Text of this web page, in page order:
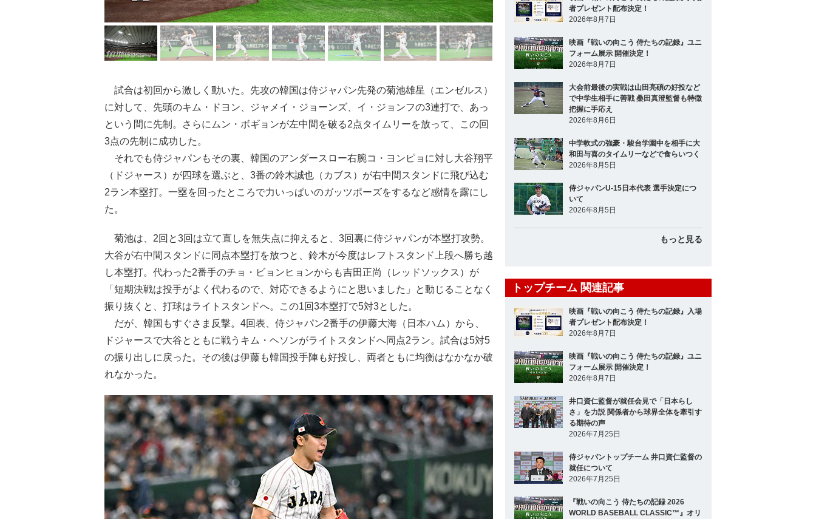
試合は初回から激しく動いた。先攻の韓国は侍ジャパン先発の菊池雄星（エンゼルス）
に対して、先頭のキム・ドヨン、ジャメイ・ジョーンズ、イ・ジョンフの3連打で、あっ
という間に先制。さらにムン・ボギョンが左中間を破る2点タイムリーを放って、この回
3点の先制に成功した。
それでも侍ジャパンもその裏、韓国のアンダースロー右腕コ・ヨンピョに対し大谷翔平
（ドジャース）が四球を選ぶと、3番の鈴木誠也（カブス）が右中間スタンドに飛び込む
2ラン本塁打。一塁を回ったところで力いっぱいのガッツポーズをするなど感情を露にし
た。
菊池は、2回と3回は立て直しを無失点に抑えると、3回裏に侍ジャパンが本塁打攻勢。
大谷が右中間スタンドに同点本塁打を放つと、鈴木が今度はレフトスタンド上段へ勝ち越
し本塁打。代わった2番手のチョ・ビョンヒョンからも吉田正尚（レッドソックス）が
「短期決戦は投手がよく代わるので、対応できるようにと思いました」と動じることなく
振り抜くと、打球はライトスタンドへ。この1回3本塁打で5対3とした。
だが、韓国もすぐさま反撃。4回表、侍ジャパン2番手の伊藤大海（日本ハム）から、
ドジャースで大谷とともに戦うキム・ヘソンがライトスタンドへ同点2ラン。試合は5対5
の振り出しに戻った。その後は伊藤も韓国投手陣も好投し、両者ともに均衡はなかなか破
れなかった。
者プレゼント配布決定！
2026年8月7日
映画『戦いの向こう 侍たちの記録』ユニ
フォーム展示 開催決定！
2026年8月7日
大会前最後の実戦は山田亮碩の好投など
で中学生相手に善戦 桑田真澄監督も特徴
把握に手応え
2026年8月6日
中学軟式の強豪・駿台学園中を相手に大
和田与喜のタイムリーなどで食らいつく
2026年8月5日
侍ジャパンU-15日本代表 選手決定につ
いて
2026年8月5日
もっと見る
トップチーム 関連記事
映画『戦いの向こう 侍たちの記録』入場
者プレゼント配布決定！
2026年8月7日
映画『戦いの向こう 侍たちの記録』ユニ
フォーム展示 開催決定！
2026年8月7日
井口資仁監督が就任会見で「日本らし
さ」を力説 関係者から球界全体を牽引す
る期待の声
2026年7月25日
侍ジャパントップチーム 井口資仁監督の
就任について
2026年7月25日
『戦いの向こう 侍たちの記録 2026
WORLD BASEBALL CLASSIC™』オリ